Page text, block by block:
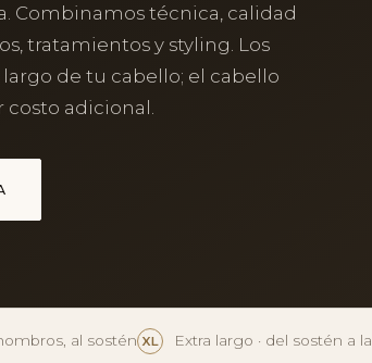
Combinamos técnica, calidad
tratamientos y styling. Los
de tu cabello; el cabello
adicional.
al sostén XL Extra largo · del sostén a